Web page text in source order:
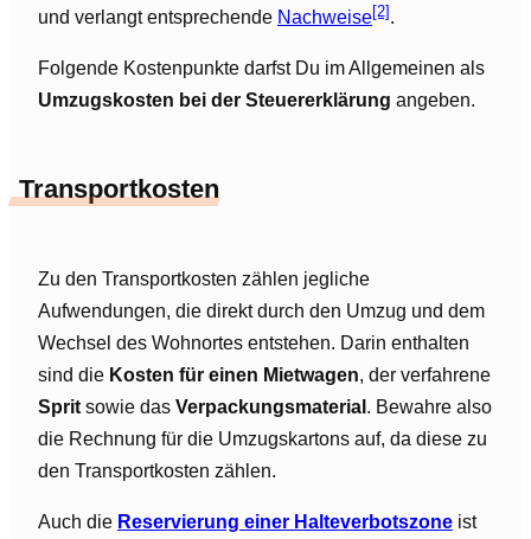
und verlangt entsprechende Nachweise[2] .
Folgende Kostenpunkte darfst Du im Allgemeinen als
Umzugskosten bei der Steuererklärung angeben.
Transportkosten
Zu den Transportkosten zählen jegliche
Aufwendungen, die direkt durch den Umzug und dem
Wechsel des Wohnortes entstehen. Darin enthalten
sind die Kosten für einen Mietwagen, der verfahrene
Sprit sowie das Verpackungsmaterial . Bewahre also
die Rechnung für die Umzugskartons auf, da diese zu
den Transportkosten zählen.
Auch die Reservierung einer Halteverbotszone ist